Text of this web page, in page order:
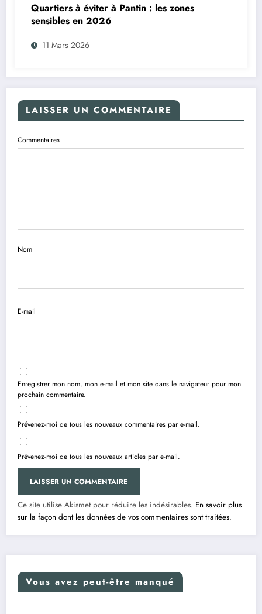
Quartiers à éviter à Pantin : les zones
sensibles en 2026
11 Mars 2026
LAISSER UN COMMENTAIRE
Commentaires
Nom
E-mail
Enregistrer mon nom, mon e-mail et mon site dans le navigateur pour mon
prochain commentaire.
Prévenez-moi de tous les nouveaux commentaires par e-mail.
Prévenez-moi de tous les nouveaux articles par e-mail.
Ce site utilise Akismet pour réduire les indésirables. En savoir plus
sur la façon dont les données de vos commentaires sont traitées.
Vous avez peut-être manqué